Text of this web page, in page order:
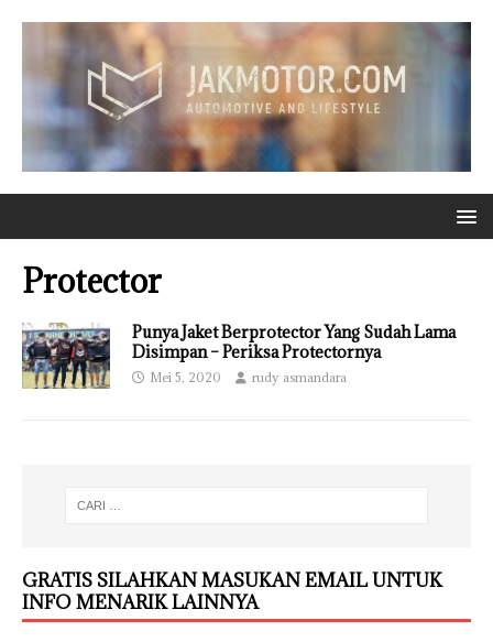
Protector
Punya Jaket Berprotector Yang Sudah Lama
Disimpan – Periksa Protectornya
Mei 5, 2020 rudy asmandara
GRATIS SILAHKAN MASUKAN EMAIL UNTUK
INFO MENARIK LAINNYA